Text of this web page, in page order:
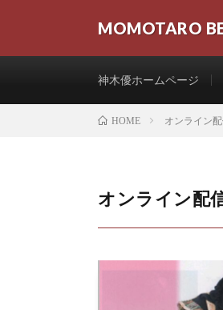
MOMOTARO
神木優ホームページ
HOME オンライン
オンライン配